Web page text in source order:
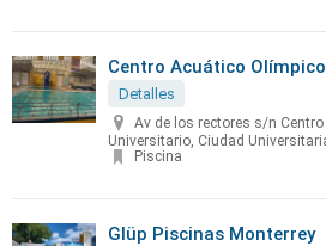
Centro Acuático
Detalles
Av de los rectores s/n
Universitario, Ciudad
Piscina
Glüp Piscinas Monterrey